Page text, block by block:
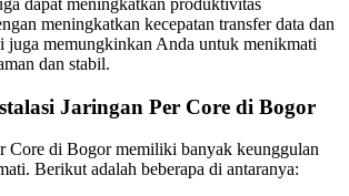
meningkatkan kecepatan transfer data dan
juga memungkinkan Anda untuk menikmati
dan stabil.
Jaringan Per Core di Bogor
Core di Bogor memiliki banyak keunggulan
Berikut adalah beberapa di antaranya: